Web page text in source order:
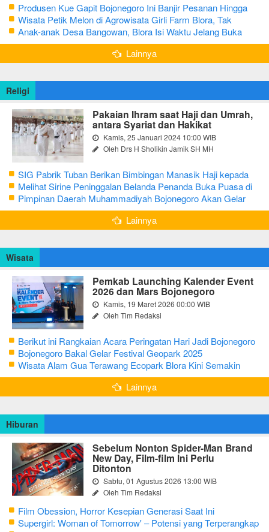
Produsen Kue Gapit Bojonegoro Ini Banjir Pesanan Hingga
Puluhan Juta di Bulan Ramadan
Wisata Petik Melon di Agrowisata Girli Farm Blora, Tak
Sampai 5 Hari Sudah Ludes Terjual
Anak-anak Desa Bangowan, Blora Isi Waktu Jelang Buka
Puasa dengan Latihan Gamelan
Lainnya
Religi
Pakaian Ihram saat Haji dan Umrah,
antara Syariat dan Hakikat
Kamis, 25 Januari 2024 10:00 WIB
Oleh Drs H Sholikin Jamik SH MH
SIG Pabrik Tuban Berikan Bimbingan Manasik Haji kepada
CJH Kabupaten Tuban
Melihat Sirine Peninggalan Belanda Penanda Buka Puasa di
Pendopo Bupati Blora
Pimpinan Daerah Muhammadiyah Bojonegoro Akan Gelar
Salat Iduladha 9 Juli 2022
Lainnya
Wisata
Pemkab Launching Kalender Event
2026 dan Mars Bojonegoro
Kamis, 19 Maret 2026 00:00 WIB
Oleh Tim Redaksi
Berikut ini Rangkaian Acara Peringatan Hari Jadi Bojonegoro
Ke-348 Tahun 2025
Bojonegoro Bakal Gelar Festival Geopark 2025
Wisata Alam Gua Terawang Ecopark Blora Kini Semakin
Menarik
Lainnya
Hiburan
Sebelum Nonton Spider-Man Brand
New Day, Film-film Ini Perlu
Ditonton
Sabtu, 01 Agustus 2026 13:00 WIB
Oleh Tim Redaksi
Film Obession, Horror Kesepian Generasi Saat Ini
Supergirl: Woman of Tomorrow' – Potensi yang Terperangkap